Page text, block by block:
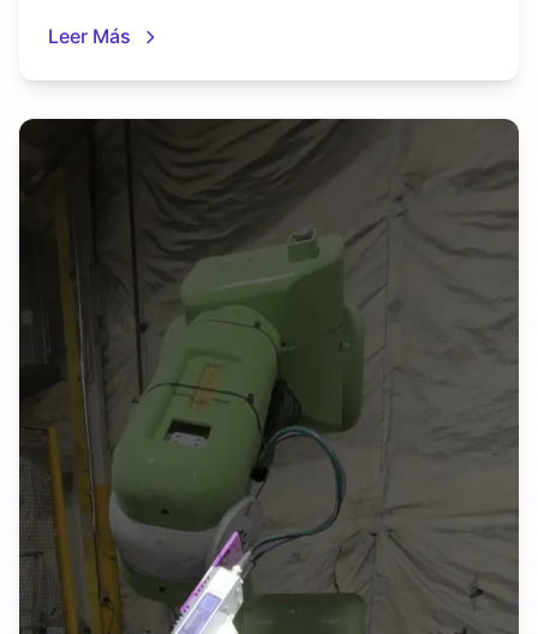
personal.
Leer Más